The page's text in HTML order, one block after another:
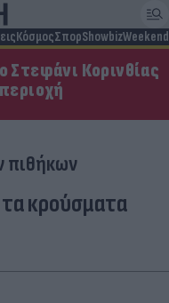
ΚόσμοςΣπορShowbizWeekend
Στεφάνι Κορινθίας
πιθήκων
κρούσματα